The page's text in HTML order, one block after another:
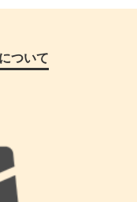
ついて